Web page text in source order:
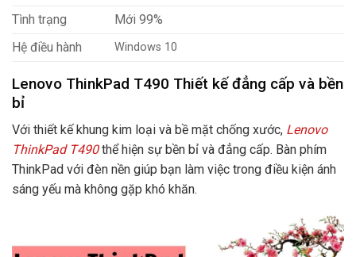
Tình trạng
Mới 99%
Hệ điều hành
Windows 10
Lenovo ThinkPad T490 Thiết kế đẳng cấp và bền
bỉ
Với thiết kế khung kim loại và bề mặt chống xước, Lenovo
ThinkPad T490thể hiện sự bền bỉ và đẳng cấp. Bàn phím
ThinkPad với đèn nền giúp bạn làm việc trong điều kiện ánh
sáng yếu mà không gặp khó khăn.